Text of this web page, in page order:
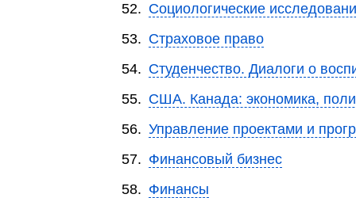
52. Социологические
53. Страховое право
54. Студенчество. Диалоги о
55. США. Канада: экономика,
56. Управление проектами и
57. Финансовый бизнес
58. Финансы